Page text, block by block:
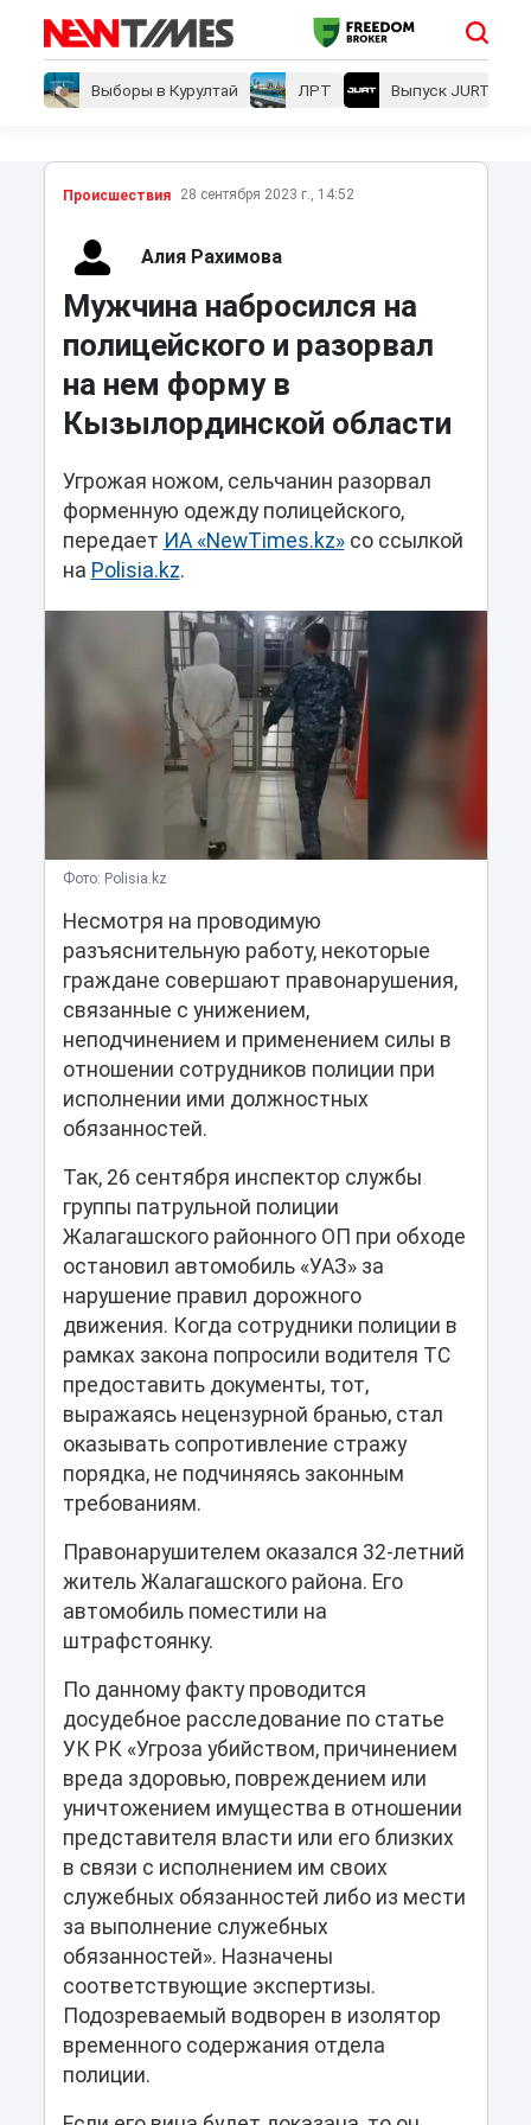
Выборы в Курултай ЛРТ Выпуск JURT
Проиcшествия 28 сентября 2023 г., 14:52
Алия Рахимова
Мужчина набросился на
полицейского и разорвал
на нем форму в
Кызылординской области
Угрожая ножом, сельчанин разорвал
форменную одежду полицейского,
передает ИА «NewTimes.kz»со ссылкой
на Polisia.kz.
Фото: Polisia.kz
Несмотря на проводимую
разъяснительную работу, некоторые
граждане совершают правонарушения,
связанные с унижением,
неподчинением и применением силы в
отношении сотрудников полиции при
исполнении ими должностных
обязанностей.
Так, 26 сентября инспектор службы
группы патрульной полиции
Жалагашского районного ОП при обходе
остановил автомобиль «УАЗ» за
нарушение правил дорожного
движения. Когда сотрудники полиции в
рамках закона попросили водителя ТС
предоставить документы, тот,
выражаясь нецензурной бранью, стал
оказывать сопротивление стражу
порядка, не подчиняясь законным
требованиям.
Правонарушителем оказался 32-летний
житель Жалагашского района. Его
автомобиль поместили на
штрафстоянку.
По данному факту проводится
досудебное расследование по статье
УК РК «Угроза убийством, причинением
вреда здоровью, повреждением или
уничтожением имущества в отношении
представителя власти или его близких
в связи с исполнением им своих
служебных обязанностей либо из мести
за выполнение служебных
обязанностей». Назначены
соответствующие экспертизы.
Подозреваемый водворен в изолятор
временного содержания отдела
полиции.